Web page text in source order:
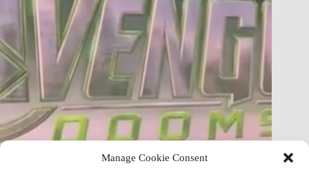
Manage Cookie Consent